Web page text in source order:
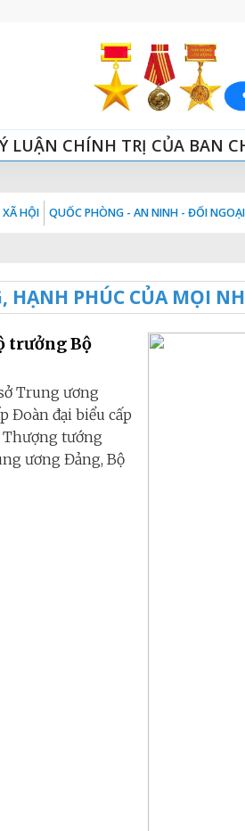
LUẬN CHÍNH TRỊ CỦA BAN
HỘI QUỐC PHÒNG - AN NINH - ĐỐI NGOẠI
HẠNH PHÚC CỦA MỌI
trưởng Bộ
Trung ương
Đoàn đại biểu cấp
Thượng tướng
ương Đảng, Bộ